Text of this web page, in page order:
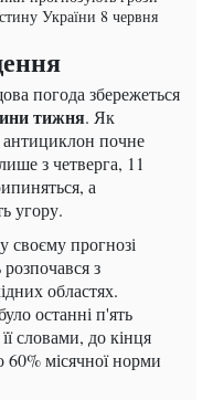
України 8 червня
погода збережеться
тижня. Як
антициклон почне
з четверга, 11
а
угору.
у своєму прогнозі
з
областях.
останні п'ять
словами, до кінця
місячної норми